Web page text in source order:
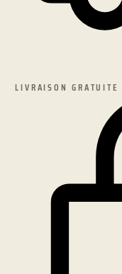
LIVRAISON GRATUITE